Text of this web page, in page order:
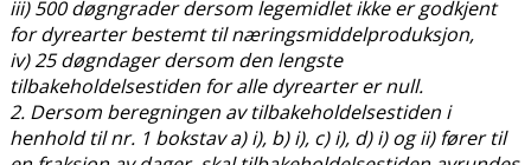
iii) 500 døgngrader dersom legemidlet ikke er godkjent
for dyrearter bestemt til næringsmiddelproduksjon,
iv) 25 døgndager dersom den lengste
tilbakeholdelsestiden for alle dyrearter er null.
2. Dersom beregningen av tilbakeholdelsestiden i
henhold til nr. 1 bokstav a) i), b) i), c) i), d) i) og ii) fører til